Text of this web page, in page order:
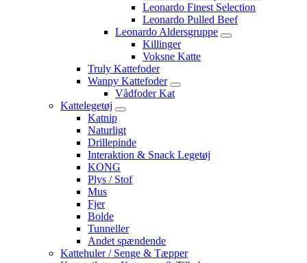
Leonardo Finest Selection
Leonardo Pulled Beef
Leonardo Aldersgruppe
Killinger
Voksne Katte
Truly Kattefoder
Wanpy Kattefoder
Vådfoder Kat
Kattelegetøj
Katnip
Naturligt
Drillepinde
Interaktion & Snack Legetøj
KONG
Plys / Stof
Mus
Fjer
Bolde
Tunneller
Andet spændende
Kattehuler / Senge & Tæpper